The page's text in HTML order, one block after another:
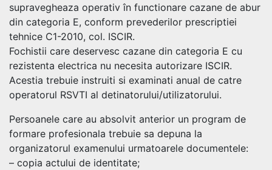
supravegheaza operativ în functionare cazane de abur
din categoria E, conform prevederilor prescriptiei
tehnice C1-2010, col. ISCIR.
Fochistii care deservesc cazane din categoria E cu
rezistenta electrica nu necesita autorizare ISCIR.
Acestia trebuie instruiti si examinati anual de catre
operatorul RSVTI al detinatorului/utilizatorului.
Persoanele care au absolvit anterior un program de
formare profesionala trebuie sa depuna la
organizatorul examenului urmatoarele documentele:
– copia actului de identitate;